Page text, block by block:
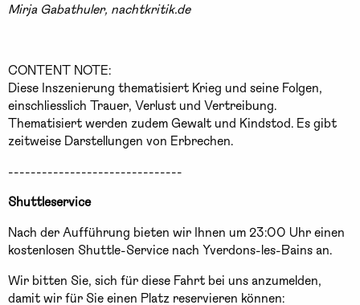
Mirja Gabathuler, nachtkritik.de
CONTENT NOTE:
Diese Inszenierung thematisiert Krieg und seine Folgen,
einschliesslich Trauer, Verlust und Vertreibung.
Thematisiert werden zudem Gewalt und Kindstod. Es gibt
zeitweise Darstellungen von Erbrechen.
-------------------------------
Shuttleservice
Nach der Aufführung bieten wir Ihnen um 23:00 Uhr einen
kostenlosen Shuttle-Service nach Yverdons-les-Bains an.
Wir bitten Sie, sich für diese Fahrt bei uns anzumelden,
damit wir für Sie einen Platz reservieren können: